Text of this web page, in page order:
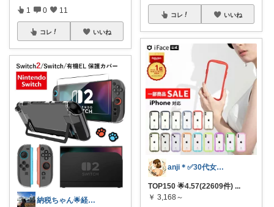
1 0 11
コレ いいね
納税ちゃん🌟経由購入★
コレ いいね
anji＊✅30代女性売上ランキング🏆
TOP150 🌟4.57(22609件) ...
￥ 3,168～